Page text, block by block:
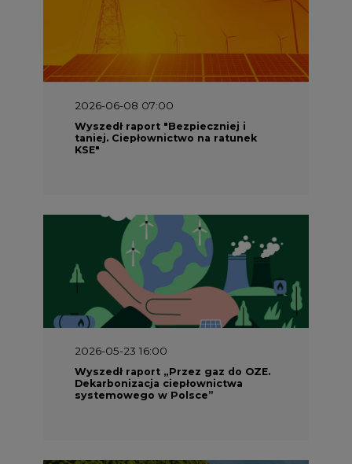
2026-06-08 07:00
Wyszedł raport "Bezpieczniej i
taniej. Ciepłownictwo na ratunek
KSE"
2026-05-23 16:00
Wyszedł raport „Przez gaz do OZE.
Dekarbonizacja ciepłownictwa
systemowego w Polsce”